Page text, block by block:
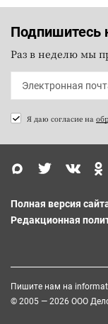
Подпишитесь
Раз в неделю мы
Я даю согласие на
Полная версия
Редакционная
Пишите нам на
© 2005 — 2026 ООО